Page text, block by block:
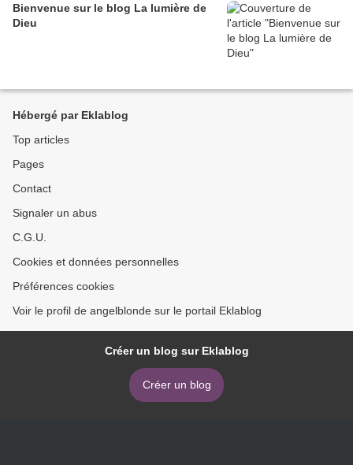
Bienvenue sur le blog La lumière de
Dieu
Hébergé par Eklablog
Top articles
Pages
Contact
Signaler un abus
C.G.U.
Cookies et données personnelles
Préférences cookies
Voir le profil de angelblonde sur le portail Eklablog
Créer un blog sur Eklablog
Créer un blog